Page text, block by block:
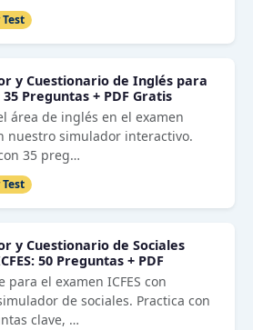
y Cuestionario de Inglés para
35 Preguntas + PDF Gratis
área de inglés en el examen
nuestro simulador interactivo.
35 preg…
y Cuestionario de Sociales
50 Preguntas + PDF
para el examen ICFES con
de sociales. Practica con
clave, …